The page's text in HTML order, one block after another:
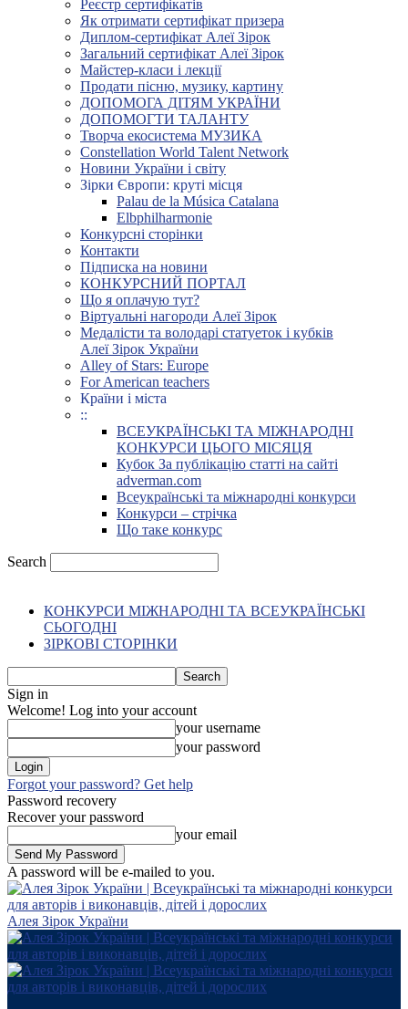
Реєстр сертифікатів
Як отримати сертифікат призера
Диплом-сертифікат Алеї Зірок
Загальний сертифікат Алеї Зірок
Майстер-класи і лекції
Продати пісню, музику, картину
ДОПОМОГА ДІТЯМ УКРАЇНИ
ДОПОМОГТИ ТАЛАНТУ
Творча екосистема МУЗИКА
Constellation World Talent Network
Новини України і світу
Зірки Європи: круті місця
Palau de la Música Catalana
Elbphilharmonie
Конкурсні сторінки
Контакти
Підписка на новини
КОНКУРСНИЙ ПОРТАЛ
Що я оплачую тут?
Віртуальні нагороди Алеї Зірок
Медалісти та володарі статуеток і кубків
Алеї Зірок України
Alley of Stars: Europe
For American teachers
Країни і міста
::
ВСЕУКРАЇНСЬКІ ТА МІЖНАРОДНІ
КОНКУРСИ ЦЬОГО МІСЯЦЯ
Кубок За публікацію статті на сайті
adverman.com
Всеукраїнські та міжнародні конкурси
Конкурси – стрічка
Що таке конкурс
Search
КОНКУРСИ МІЖНАРОДНІ ТА ВСЕУКРАЇНСЬКІ
СЬОГОДНІ
ЗІРКОВІ СТОРІНКИ
Sign in
Welcome! Log into your account
your username
your password
Forgot your password? Get help
Password recovery
Recover your password
your email
A password will be e-mailed to you.
Алея Зірок України